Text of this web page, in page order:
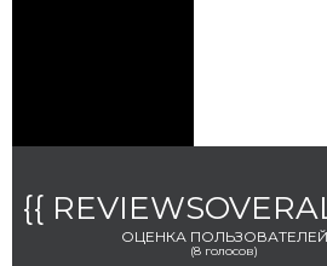
{{
ОЦЕНКА ПОЛЬЗОВАТЕЛЕЙ
(8 голосов)